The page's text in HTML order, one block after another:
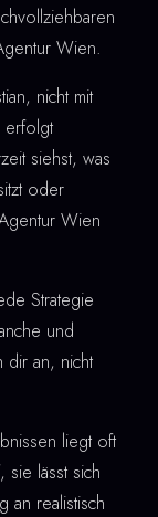
Wien.
nicht mit
erfolgt
siehst, was
oder
Wien
Strategie
und
dir an, nicht
liegt oft
sie lässt sich
an realistisch